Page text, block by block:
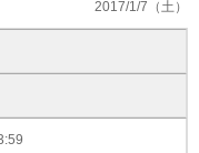
2017/1/7（土）